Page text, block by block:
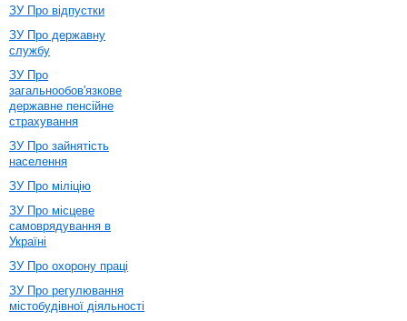
ЗУ Про відпустки
ЗУ Про державну
службу
ЗУ Про
загальнообов'язкове
державне пенсійне
страхування
ЗУ Про зайнятість
населення
ЗУ Про міліцію
ЗУ Про місцеве
самоврядування в
Україні
ЗУ Про охорону праці
ЗУ Про регулювання
містобудівної діяльності